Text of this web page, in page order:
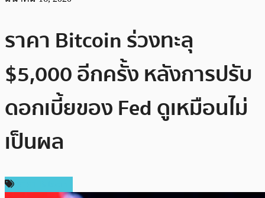
ราคา Bitcoin ร่วงทะลุ
$5,000 อีกครั้ง หลังการปรับ
ดอกเบี้ยของ Fed ดูเหมือนไม่
เป็นผล